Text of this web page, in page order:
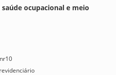
ocupacional e meio